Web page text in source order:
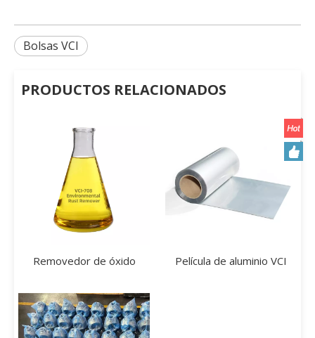
Bolsas VCI
PRODUCTOS RELACIONADOS
Removedor de óxido ambiental VCI-708